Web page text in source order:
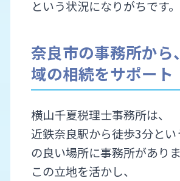
という状況になりがちです。
奈良市の事務所から
域の相続をサポート
横山千夏税理士事務所は、
近鉄奈良駅から徒歩3分とい
の良い場所に事務所がありま
この立地を活かし、